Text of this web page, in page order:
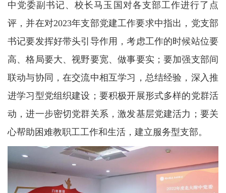
中党委副书记、校长马玉国对各支部工作进行了点
评，并在对2023年支部党建工作要求中指出，党支部
书记要发挥好带头引导作用，考虑工作的时候站位要
高、格局要大、视野要宽、做事要实；要加强支部间
联动与协同，在交流中相互学习，总结经验，深入推
进学习型党组织建设；要积极开展形式多样的党群活
动，进一步密切党群关系，激发基层党建活力；要关
心帮助困难教职工工作和生活，建立服务型支部。